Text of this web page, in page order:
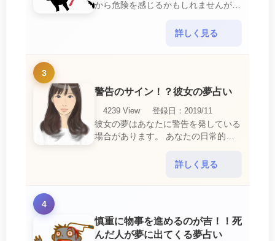
から危険を感じるかもしれませんが、
詳しく見る
3
警告のサイン！？彼女の夢占い
4239 View
登録日：2019/11
彼女の夢はあなたに警告を発している
場合があります。 あなたの日常的な
詳しく見る
4
慎重に物事を進めるのが吉！！死
んだ人が夢に出てくる夢占い